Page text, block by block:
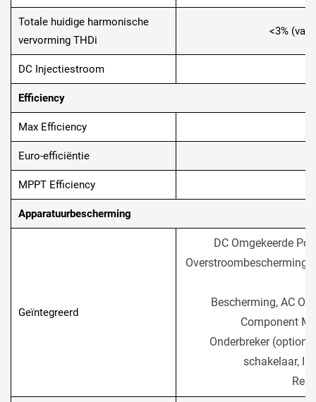
Totale huidige harmonische
vervorming THDi
<3%
DC Injectiestroom
Efficiency
Max Efficiency
Euro-efficiëntie
MPPT Efficiency
Apparatuurbescherming
Geïntegreerd
DC Omgekeerde
Overstroombescherming,
Bescherming, AC
Component
Onderbreker
schakelaar,